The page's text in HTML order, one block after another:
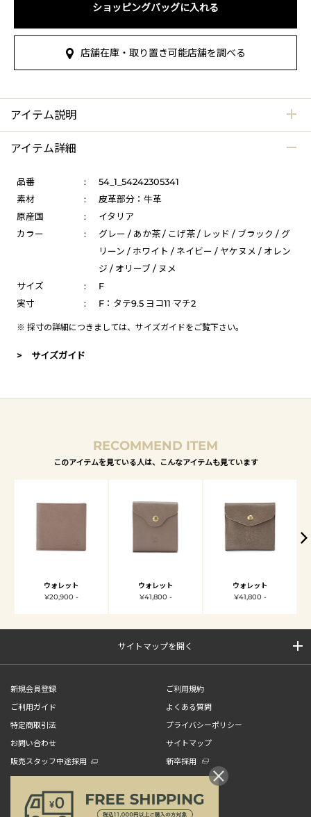
ショッピングバッグに入れる
店舗在庫・取り置き可能店舗を調べる
アイテム説明
アイテム詳細
品番 :
54_1_54242305341
素材
:
皮革部分：牛革
原産国
:
イタリア
カラー
:
グレー / あか茶 / こげ茶 / レッド / ブラック / グ
リーン / ホワイト / ネイビー / ヤケヌメ / オレン
ジ / オリーブ / ヌメ
サイズ
:
F
実寸
: F：タテ9.5 ヨコ11 マチ2
※ 採寸の詳細につきましては、 サイズガイドをご覧下さい。
> サイズガイド
RECOMMEND ITEM
このアイテムを見ている人は、こんなアイテムも見ています
ウォレット
¥20,900 -
ウォレット
¥41,800 -
ウォレット
¥41,800 -
サイトマップを開く
新規会員登録
ご利用規約
ご利用ガイド
よくある質問
特定商取引法
プライバシーポリシー
お問い合わせ
サイトマップ
販売スタッフ中途採用
新卒採用